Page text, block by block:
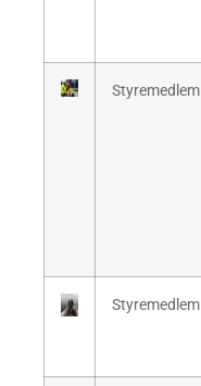
Styremedlem
Styremedlem